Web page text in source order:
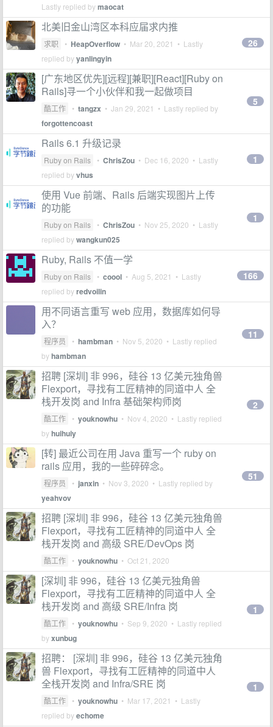
Lastly replied bymaocat
北美旧金山湾区本科应届求内推
求职 • HeapOverflow • Mar 20, 2021 • Lastly
replied byyanlingyin
26
[广东地区优先][远程][兼职][React][Ruby on
Rails]寻一个小伙伴和我一起做项目
酷工作 • tangzx • Jan 29, 2021 • Lastly replied by
forgottencoast
5
Rails 6.1 升级记录
Ruby on Rails • ChrisZou • Dec 16, 2020 • Lastly
replied byvhus
1
使用 Vue 前端、Rails 后端实现图片上传
的功能
Ruby on Rails • ChrisZou • Nov 25, 2020 • Lastly
replied bywangkun025
1
Ruby, Rails 不值一学
Ruby on Rails • coool • Aug 5, 2021 • Lastly
replied byredvoilin
166
用不同语言重写 web 应用，数据库如何导
入？
程序员 • hambman • Nov 5, 2020 • Lastly replied
byhambman
11
招聘 [深圳] 非 996，硅谷 13 亿美元独角兽
Flexport，寻找有工匠精神的同道中人 全
栈开发岗 and Infra 基础架构师岗
酷工作 • youknowhu • Nov 4, 2020 • Lastly replied
byhuihuiy
2
[转] 最近公司在用 Java 重写一个 ruby on
rails 应用，我的一些碎碎念。
程序员 • janxin • Nov 3, 2020 • Lastly replied by
yeahvov
51
招聘 [深圳] 非 996，硅谷 13 亿美元独角兽
Flexport，寻找有工匠精神的同道中人 全
栈开发岗 and 高级 SRE/DevOps 岗
酷工作 • youknowhu • Oct 21, 2020
[深圳] 非 996，硅谷 13 亿美元独角兽
Flexport，寻找有工匠精神的同道中人 全
栈开发岗 and 高级 SRE/Infra 岗
酷工作 • youknowhu • Sep 9, 2020 • Lastly replied
byxunbug
1
招聘： [深圳] 非 996，硅谷 13 亿美元独角
兽 Flexport，寻找有工匠精神的同道中人
全栈开发岗 and Infra/SRE 岗
酷工作 • youknowhu • Mar 17, 2021 • Lastly
replied byechome
1